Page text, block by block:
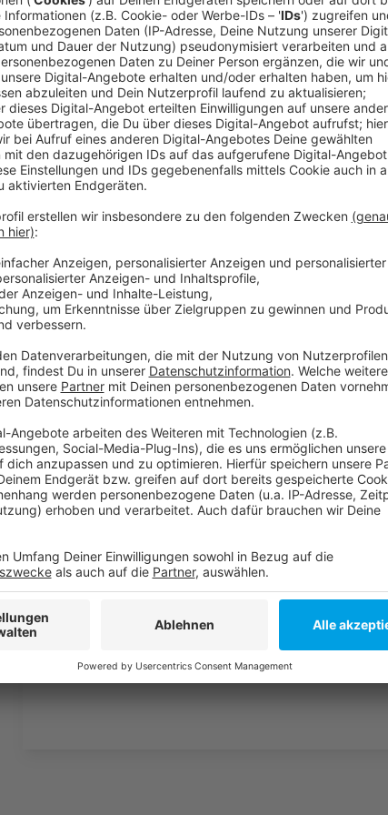
Dabei zeigte die stark ersatzgeschwächte DEG wie
München eine gute Leistung, erneut waren aber die
ausschlaggebend. Dazu DEG-Stürmer Philipp
Anzeige
Am Freitag ist die DEG in Nürnberg zu Gast.
den DEG-Fans im Dome. Vor der Partie gab der
und Publikumsliebling Hendrik Haukeland bis 2030
Gogulla nach der Niederlage gegen die
Anzeige
Weitere Infos und Links zum Thema:
Hier geht es zur DEG
Hier geht es zur DEL
Anzeige